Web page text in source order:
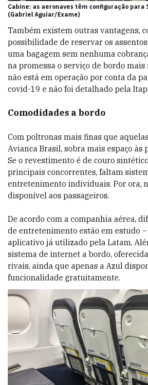
Cabine: as aeronaves têm configuração para
(Gabriel Aguiar/Exame)
Também existem outras vantagens,
possibilidade de reservar os
uma bagagem sem nenhuma
na promessa o serviço de bordo mais
não está em operação por conta da
covid-19 e não foi detalhado pela
Comodidades a bordo
Com poltronas mais finas que
Avianca Brasil, sobra mais espaço às
Se o revestimento é de couro
principais concorrentes, faltam
entretenimento individuais. Por ora,
disponível aos passageiros.
De acordo com a companhia aérea,
de entretenimento estão em estudo –
aplicativo já utilizado pela Latam.
sistema de internet a bordo,
rivais, ainda que apenas a Azul
funcionalidade gratuitamente.